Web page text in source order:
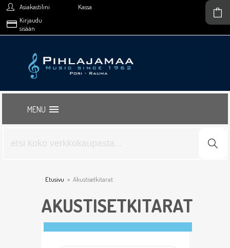
Asiakastilini
Kassa
Kirjaudu
sisään
MENU
Etusivu » Akustisetkitarat
AKUSTISETKITARAT